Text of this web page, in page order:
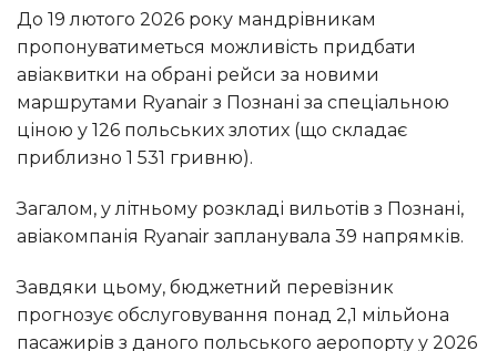
До 19 лютого 2026 року мандрівникам
пропонуватиметься можливість придбати
авіаквитки на обрані рейси за новими
маршрутами Ryanair з Познані за спеціальною
ціною у 126 польських злотих (що складає
приблизно 1 531 гривню).
Загалом, у літньому розкладі вильотів з Познані,
авіакомпанія Ryanair запланувала 39 напрямків.
Завдяки цьому, бюджетний перевізник
прогнозує обслуговування понад 2,1 мільйона
пасажирів з даного польського аеропорту у 2026